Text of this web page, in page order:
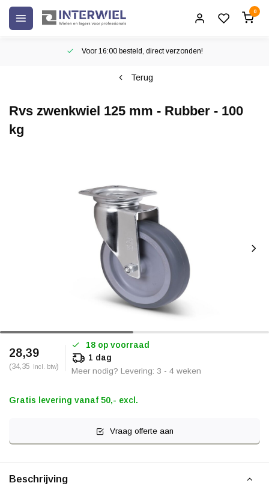
0
Voor 16:00 besteld, direct verzonden!
Terug
Rvs zwenkwiel 125 mm - Rubber - 100
kg
28,39
(34,35 Incl. btw)
18 op voorraad
1 dag
Meer nodig? Levering: 3 - 4 weken
Gratis levering vanaf 50,- excl.
Vraag offerte aan
Beschrijving